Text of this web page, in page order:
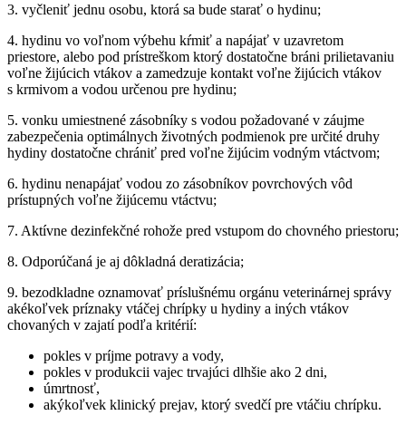
3. vyčleniť jednu osobu, ktorá sa bude starať o hydinu;
4. hydinu vo voľnom výbehu kŕmiť a napájať v uzavretom
priestore, alebo pod prístreškom ktorý dostatočne bráni prilietavaniu
voľne žijúcich vtákov a zamedzuje kontakt voľne žijúcich vtákov
s krmivom a vodou určenou pre hydinu;
5. vonku umiestnené zásobníky s vodou požadované v záujme
zabezpečenia optimálnych životných podmienok pre určité druhy
hydiny dostatočne chrániť pred voľne žijúcim vodným vtáctvom;
6. hydinu nenapájať vodou zo zásobníkov povrchových vôd
prístupných voľne žijúcemu vtáctvu;
7. Aktívne dezinfekčné rohože pred vstupom do chovného priestoru;
8. Odporúčaná je aj dôkladná deratizácia;
9. bezodkladne oznamovať príslušnému orgánu veterinárnej správy
akékoľvek príznaky vtáčej chrípky u hydiny a iných vtákov
chovaných v zajatí podľa kritérií:
pokles v príjme potravy a vody,
pokles v produkcii vajec trvajúci dlhšie ako 2 dni,
úmrtnosť,
akýkoľvek klinický prejav, ktorý svedčí pre vtáčiu chrípku.